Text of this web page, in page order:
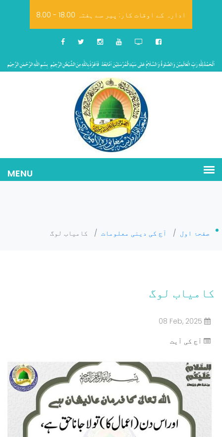
8.00 - 18.00 ادارہ کے اوقات کار: پیر سے ہفتہ
صفحۂ اول / آج کی دینی معلومات / کامیاب لوگ
کامیاب لوگ
08 Feb, 2025
آج کی آیت